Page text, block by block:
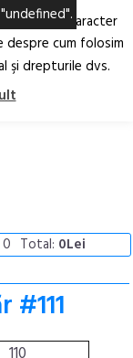
RO EN
0 Total: 0Lei
#111
datelor cu caracter
despre cum folosim
şi drepturile dvs.